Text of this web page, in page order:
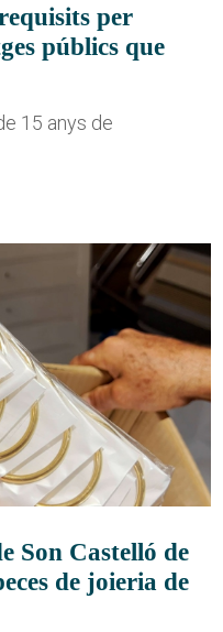
per
públics que
15 anys de
Son Castelló de
de joieria de